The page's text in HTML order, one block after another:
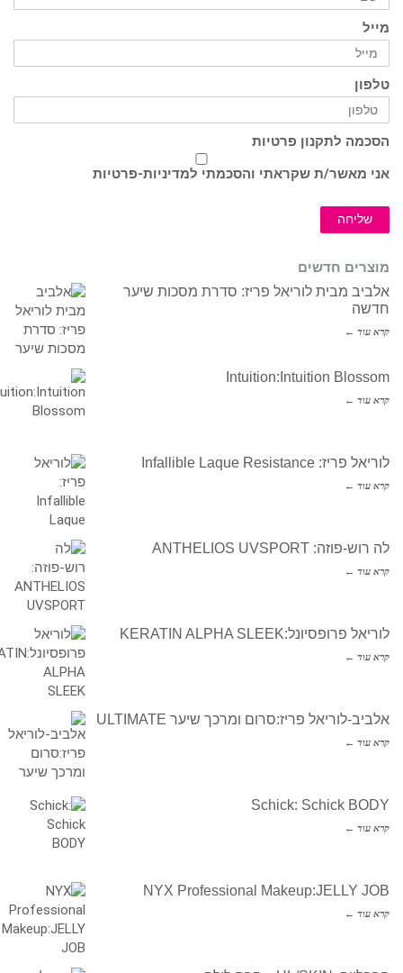
מייל
טלפון
הסכמה לתקנון פרטיות
אני מאשר/ת שקראתי והסכמתי למדיניות-פרטיות
שליחה
מוצרים חדשים
אלביב מבית לוריאל פריז: סדרת מסכות שיער
חדשה
קרא עוד ←
Intuition:Intuition Blossom
קרא עוד ←
לוריאל פריז: Infallible Laque Resistance
קרא עוד ←
לה רוש-פוזה: ANTHELIOS UVSPORT
קרא עוד ←
לוריאל פרופסיונל:KERATIN ALPHA SLEEK
קרא עוד ←
אלביב-לוריאל פריז:סרום ומרכך שיער ULTIMATE
קרא עוד ←
Schick: Schick BODY
קרא עוד ←
NYX Professional Makeup:JELLY JOB
קרא עוד ←